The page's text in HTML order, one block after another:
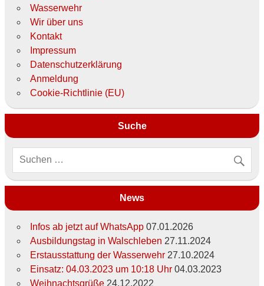
Wasserwehr
Wir über uns
Kontakt
Impressum
Datenschutzerklärung
Anmeldung
Cookie-Richtlinie (EU)
Suche
News
Infos ab jetzt auf WhatsApp 07.01.2026
Ausbildungstag in Walschleben 27.11.2024
Erstausstattung der Wasserwehr 27.10.2024
Einsatz: 04.03.2023 um 10:18 Uhr 04.03.2023
Weihnachtsgrüße 24.12.2022